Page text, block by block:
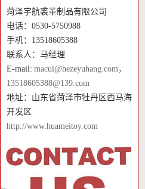
菏泽宇航裘革制品有限公司
电话：0530-5750988
手机：13518605388
联系人：马经理
E-mail: macui@hezeyuhang.com，
13518605388@139.com
地址：山东省菏泽市牡丹区西马海
开发区
http://www.huameitoy.com